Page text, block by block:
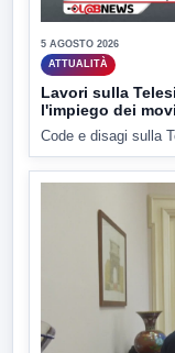
5 AGOSTO 2026
ATTUALITÀ
Lavori sulla
l'impiego dei
Code e disagi sulla